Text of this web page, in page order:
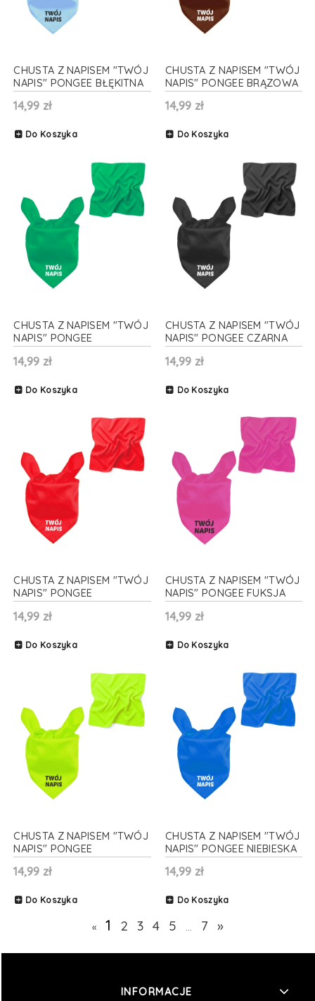
CHUSTA Z NAPISEM "TWÓJ
NAPIS" PONGEE BŁĘKITNA
48x48cm
14,99 zł
Do Koszyka
CHUSTA Z NAPISEM "TWÓJ
NAPIS" PONGEE BRĄZOWA
48x48cm
14,99 zł
Do Koszyka
CHUSTA Z NAPISEM "TWÓJ
NAPIS" PONGEE
CIEMNOZIELONA 48x48cm
14,99 zł
Do Koszyka
CHUSTA Z NAPISEM "TWÓJ
NAPIS" PONGEE CZARNA
48x48cm
14,99 zł
Do Koszyka
CHUSTA Z NAPISEM "TWÓJ
NAPIS" PONGEE
CZERWONA 48x48cm
14,99 zł
Do Koszyka
CHUSTA Z NAPISEM "TWÓJ
NAPIS" PONGEE FUKSJA
48x48cm
14,99 zł
Do Koszyka
CHUSTA Z NAPISEM "TWÓJ
NAPIS" PONGEE
JASNOZIELONA 48x48cm
14,99 zł
Do Koszyka
CHUSTA Z NAPISEM "TWÓJ
NAPIS" PONGEE NIEBIESKA
48x48cm
14,99 zł
Do Koszyka
« 1 2 3 4 5 ... 7 »
INFORMACJE